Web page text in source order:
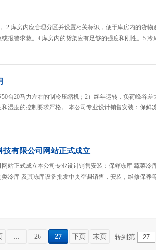
2.库房内应合理分区并设置相关标识，便于库房内的货
报警求救。4.库房内的货架应有足够的强度和刚性。5.
台20马力左右的制冷压缩机；2）终年运转，负荷峰谷
湿度的控制要求严格。 本公司专业设计销售安装：保鲜
有限公司网站正式成立
站正式成立本公司专业设计销售安装：保鲜冻库 蔬菜冷
冷库 及其冻库设备批发中央空调销售，安装，维修保养
... 26 27 下页 末页 转到第